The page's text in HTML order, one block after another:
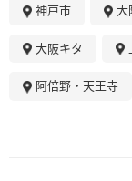
神戸市 大
大阪キタ
阿倍野・天王寺